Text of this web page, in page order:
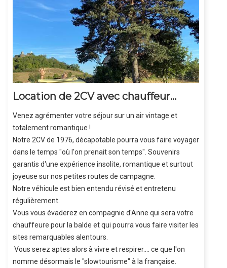
Location de 2CV avec chauffeur...
Venez agrémenter votre séjour sur un air vintage et
totalement romantique !
Notre 2CV de 1976, décapotable pourra vous faire voyager
dans le temps "où l'on prenait son temps". Souvenirs
garantis d'une expérience insolite, romantique et surtout
joyeuse sur nos petites routes de campagne.
Notre véhicule est bien entendu révisé et entretenu
régulièrement.
Vous vous évaderez en compagnie d'Anne qui sera votre
chauffeure pour la balde et qui pourra vous faire visiter les
sites remarquables alentours.
Vous serez aptes alors à vivre et respirer.... ce que l'on
nomme désormais le "slowtourisme" à la française.